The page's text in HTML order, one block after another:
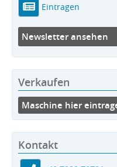
Eintragen
Newsletter ansehen
Verkaufen
Maschine hier
Kontakt